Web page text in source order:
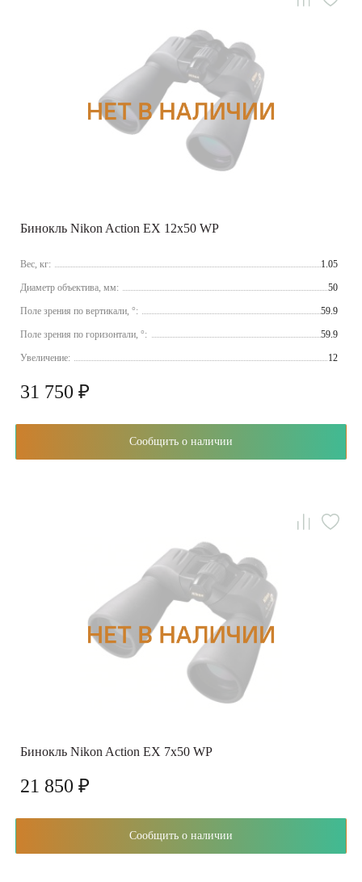
Бинокль Nikon Action EX 12x50 WP
Вес, кг: 1.05
Диаметр объектива, мм: 50
Поле зрения по вертикали, °: 59.9
Поле зрения по горизонтали, °: 59.9
Увеличение: 12
31 750 ₽
Сообщить о наличии
Бинокль Nikon Action EX 7x50 WP
21 850 ₽
Сообщить о наличии